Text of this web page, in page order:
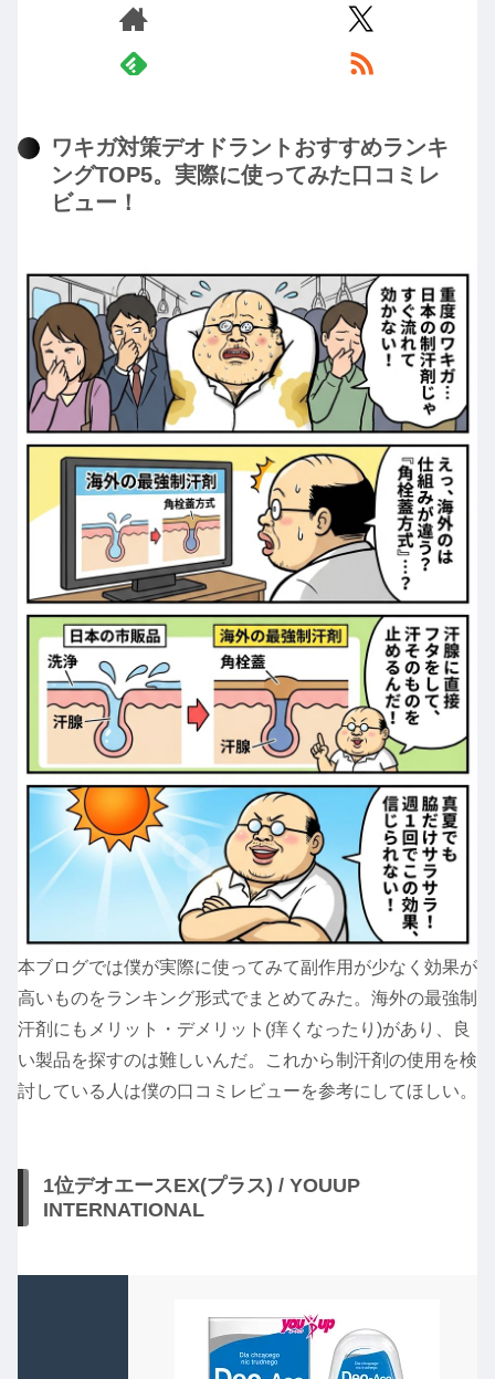
ワキガ対策デオドラントおすすめランキ
ングTOP5。実際に使ってみた口コミレ
ビュー！
本ブログでは僕が実際に使ってみて副作用が少なく効果が
高いものをランキング形式でまとめてみた。海外の最強制
汗剤にもメリット・デメリット(痒くなったり)があり、良
い製品を探すのは難しいんだ。これから制汗剤の使用を検
討している人は僕の口コミレビューを参考にしてほしい。
1位デオエースEX(プラス) / YOUUP
INTERNATIONAL